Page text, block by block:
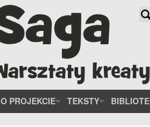
O PROJEKCIE TEKSTY